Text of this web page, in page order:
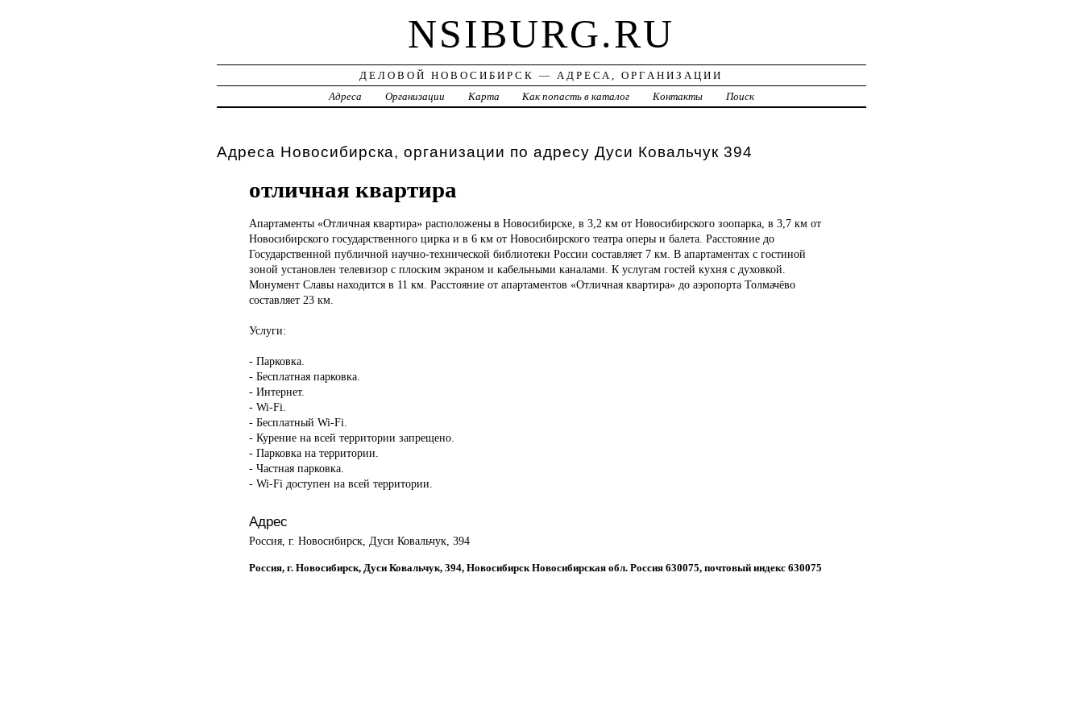
NSIBURG.RU
ДЕЛОВОЙ НОВОСИБИРСК — АДРЕСА, ОРГАНИЗАЦИИ
Адреса
Организации Карта Как попасть в каталог Контакты Поиск
Адреса Новосибирска, организации по адресу Дуси Ковальчук 394
отличная квартира
Апартаменты «Отличная квартира» расположены в Новосибирске, в 3,2 км от Новосибирского зоопарка, в 3,7 км от
Новосибирского государственного цирка и в 6 км от Новосибирского театра оперы и балета. Расстояние до
Государственной публичной научно-технической библиотеки России составляет 7 км. В апартаментах с гостиной
зоной установлен телевизор с плоским экраном и кабельными каналами. К услугам гостей кухня с духовкой.
Монумент Славы находится в 11 км. Расстояние от апартаментов «Отличная квартира» до аэропорта Толмачёво
составляет 23 км.
Услуги:
- Парковка.
- Бесплатная парковка.
- Интернет.
- Wi-Fi.
- Бесплатный Wi-Fi.
- Курение на всей территории запрещено.
- Парковка на территории.
- Частная парковка.
- Wi-Fi доступен на всей территории.
Адрес
Россия, г. Новосибирск, Дуси Ковальчук, 394
Россия, г. Новосибирск, Дуси Ковальчук, 394, Новосибирск Новосибирская обл. Россия 630075, почтовый индекс 630075